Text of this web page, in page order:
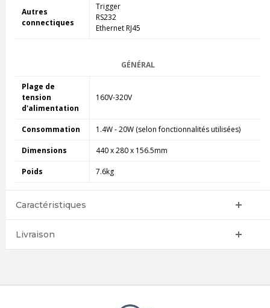
Autres
connectiques
Trigger
RS232
Ethernet RJ45
GÉNÉRAL
Plage de
tension
d'alimentation
160V-320V
Consommation 1.4W - 20W (selon fonctionnalités utilisées)
Dimensions 440 x 280 x 156.5mm
Poids 7.6kg
Caractéristiques
Livraison